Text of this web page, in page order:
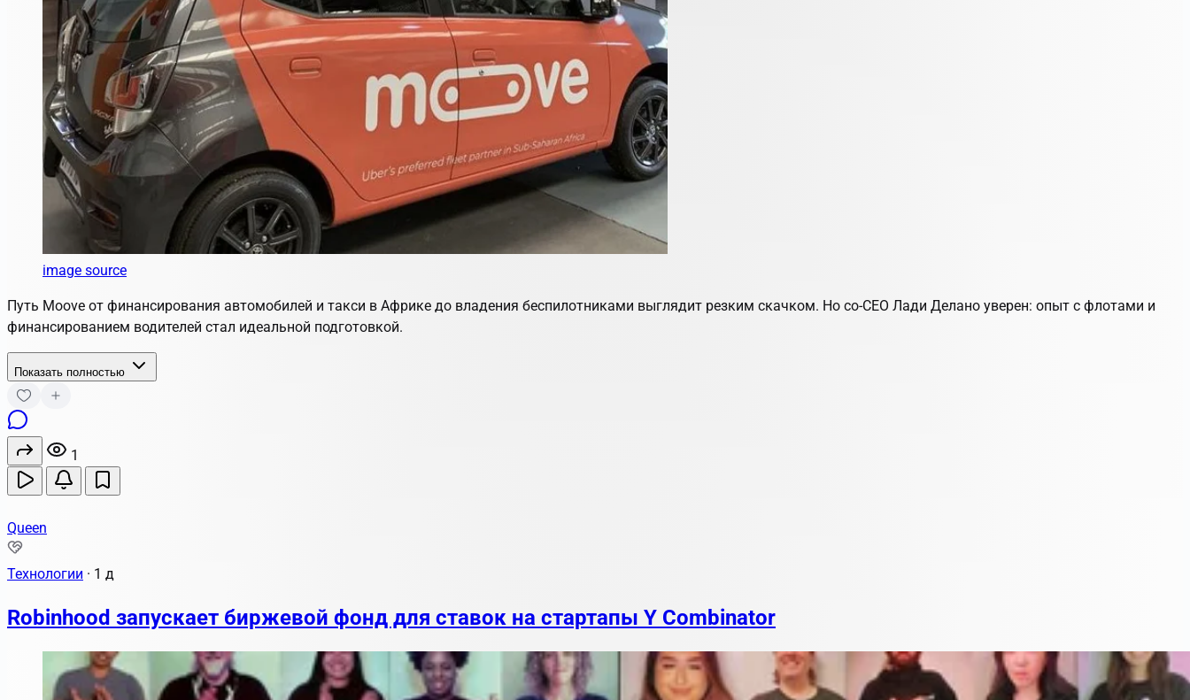
image source
Путь Moove от финансирования автомобилей и такси в Африке до владения беспилотниками выглядит резким скачком. Но со-CEO Лади Делано уверен: опыт с флотами и
финансированием водителей стал идеальной подготовкой.
Показать полностью
1
Queen
Технологии · 1 д
Robinhood запускает биржевой фонд для ставок на стартапы Y Combinator